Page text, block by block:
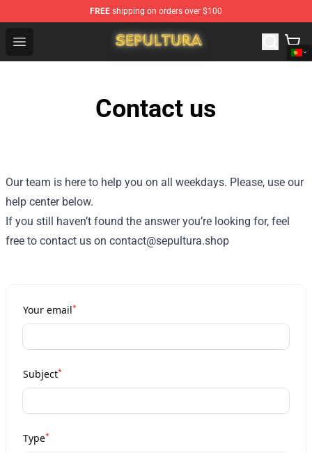
FREE shipping on orders over $100
Open menu
Sepultura Store - Official Sepultura Merchandise Shop
Contact us
Our team is here to help you on all weekdays. Please, use our
help center below.
If you still haven’t found the answer you’re looking for, feel
free to contact us on contact@sepultura.shop